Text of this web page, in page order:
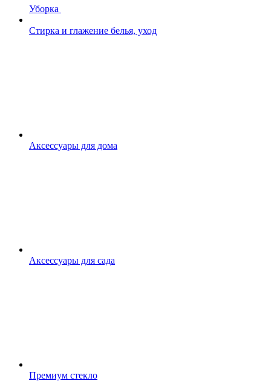
Уборка
Стирка и глажение белья, уход
Аксессуары для дома
Аксессуары для сада
Премиум стекло